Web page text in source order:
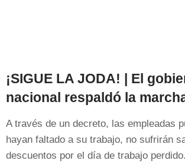
¡SIGUE LA JODA! | El
nacional respaldó la
A través de un decreto, las empleadas
hayan faltado a su trabajo, no sufrirán
descuentos por el día de trabajo perdido.